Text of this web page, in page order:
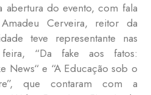
abertura do evento, com fala
Cerveira, reitor da
teve representante nas
“Da fake aos fatos:
News“ e “A Educação sob o
que contaram com a